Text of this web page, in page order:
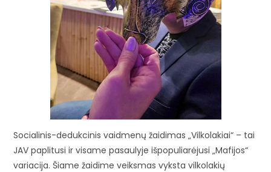
Socialinis-dedukcinis vaidmenų žaidimas „Vilkolakiai“ – tai
JAV paplitusi ir visame pasaulyje išpopuliarėjusi „Mafijos“
variacija. Šiame žaidime veiksmas vyksta vilkolakių